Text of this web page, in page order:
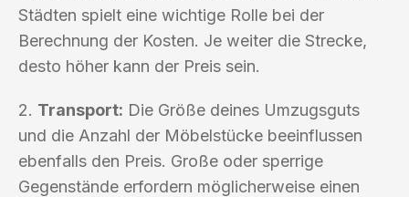
Städten spielt eine wichtige Rolle bei der
Berechnung der Kosten. Je weiter die Strecke,
desto höher kann der Preis sein.
2. Transport: Die Größe deines Umzugsguts
und die Anzahl der Möbelstücke beeinflussen
ebenfalls den Preis. Große oder sperrige
Gegenstände erfordern möglicherweise einen